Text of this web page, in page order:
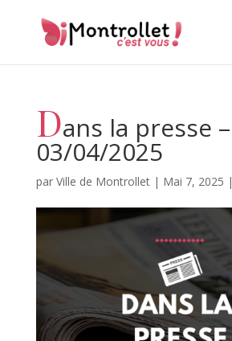
Dans la presse –
03/04/2025
par Ville de Montrollet| Mai 7, 2025 |